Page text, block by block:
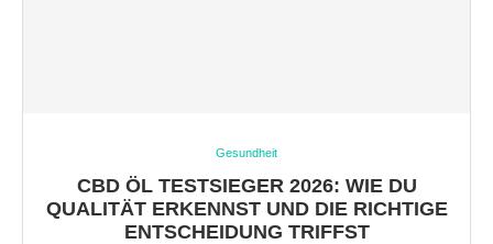
Gesundheit
CBD ÖL TESTSIEGER 2026: WIE DU
QUALITÄT ERKENNST UND DIE RICHTIGE
ENTSCHEIDUNG TRIFFST